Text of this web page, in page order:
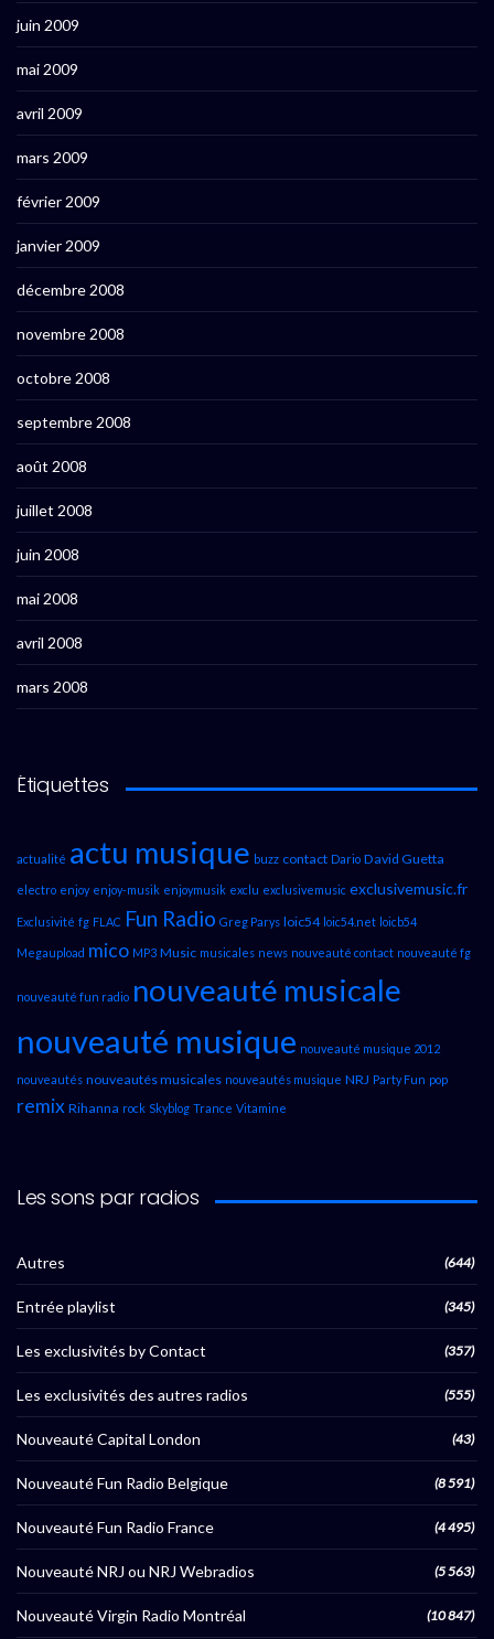
juin 2009
mai 2009
avril 2009
mars 2009
février 2009
janvier 2009
décembre 2008
novembre 2008
octobre 2008
septembre 2008
août 2008
juillet 2008
juin 2008
mai 2008
avril 2008
mars 2008
Étiquettes
actualité actu musique buzz contact Dario David Guetta
electro enjoy enjoy-musik enjoymusik exclu exclusivemusic exclusivemusic.fr
Exclusivité fg FLAC Fun Radio Greg Parys loic54 loic54.net loicb54
Megaupload mico MP3 Music musicales news nouveauté contact nouveauté fg
nouveauté fun radio nouveauté musicale
nouveauté musique nouveauté musique 2012
nouveautés nouveautés musicales nouveautés musique NRJ Party Fun pop
remix Rihanna rock Skyblog Trance Vitamine
Les sons par radios
Autres (644)
Entrée playlist (345)
Les exclusivités by Contact (357)
Les exclusivités des autres radios (555)
Nouveauté Capital London (43)
Nouveauté Fun Radio Belgique (8 591)
Nouveauté Fun Radio France (4 495)
Nouveauté NRJ ou NRJ Webradios (5 563)
Nouveauté Virgin Radio Montréal (10 847)